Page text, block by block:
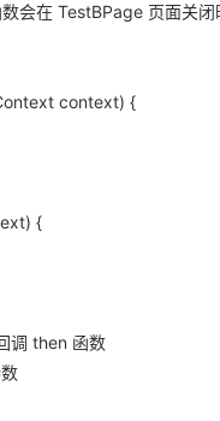
会在 TestBPage 页面关闭
context) {
{
调 then 函数